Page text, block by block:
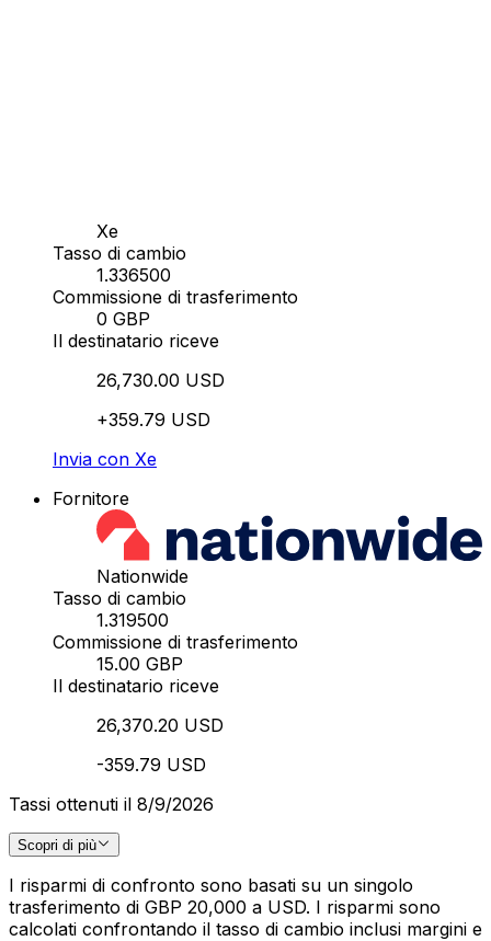
Xe
Tasso di cambio
1.336500
Commissione di trasferimento
0 GBP
Il destinatario riceve
26,730.00 USD
+359.79 USD
Invia con Xe
Fornitore
Nationwide
Tasso di cambio
1.319500
Commissione di trasferimento
15.00 GBP
Il destinatario riceve
26,370.20 USD
-359.79 USD
Tassi ottenuti il 8/9/2026
Scopri di più
I risparmi di confronto sono basati su un singolo
trasferimento di GBP 20,000 a USD. I risparmi sono
calcolati confrontando il tasso di cambio inclusi margini e